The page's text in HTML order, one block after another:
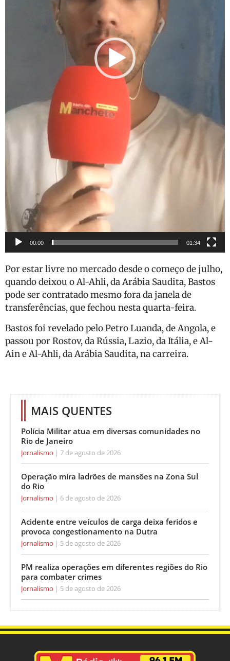
00:00 01:34
Por estar livre no mercado desde o começo de julho,
quando deixou o Al-Ahli, da Arábia Saudita, Bastos
pode ser contratado mesmo fora da janela de
transferências, que fechou nesta quarta-feira.
Bastos foi revelado pelo Petro Luanda, de Angola, e
passou por Rostov, da Rússia, Lazio, da Itália, e Al-
Ain e Al-Ahli, da Arábia Saudita, na carreira.
MAIS QUENTES
Polícia Militar atua em diversas comunidades no
Rio de Janeiro
Jornalismo 7 de agosto de 2026
Operação mira ladrões de mansões na Zona Sul
do Rio
Jornalismo 6 de agosto de 2026
Acidente entre veículos de carga deixa feridos e
provoca congestionamento na Dutra
Jornalismo 5 de agosto de 2026
PM realiza operações em diferentes regiões do Rio
para combater crimes
Jornalismo 5 de agosto de 2026